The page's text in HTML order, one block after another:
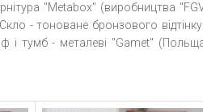
"Metabox" (виробництва
- тоноване бронзового
і тумб - металеві "Gamet"